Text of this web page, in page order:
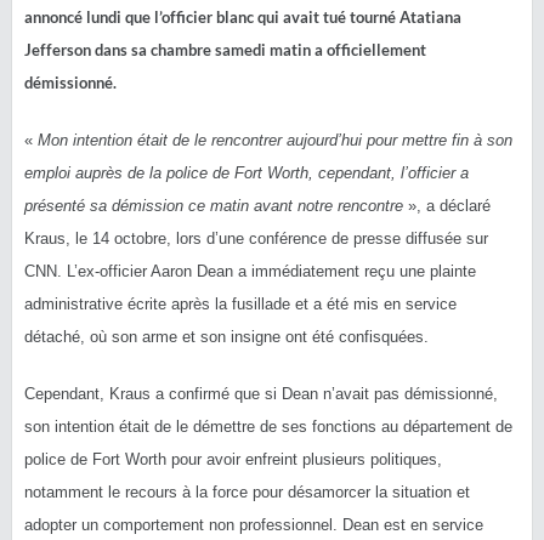
annoncé lundi que l’officier blanc qui avait tué tourné Atatiana
Jefferson dans sa chambre samedi matin a officiellement
démissionné.
« Mon intention était de le rencontrer aujourd’hui pour mettre fin à son
emploi auprès de la police de Fort Worth, cependant, l’officier a
présenté sa démission ce matin avant notre rencontre », a déclaré
Kraus, le 14 octobre, lors d’une conférence de presse diffusée sur
CNN. L’ex-officier Aaron Dean a immédiatement reçu une plainte
administrative écrite après la fusillade et a été mis en service
détaché, où son arme et son insigne ont été confisquées.
Cependant, Kraus a confirmé que si Dean n’avait pas démissionné,
son intention était de le démettre de ses fonctions au département de
police de Fort Worth pour avoir enfreint plusieurs politiques,
notamment le recours à la force pour désamorcer la situation et
adopter un comportement non professionnel. Dean est en service